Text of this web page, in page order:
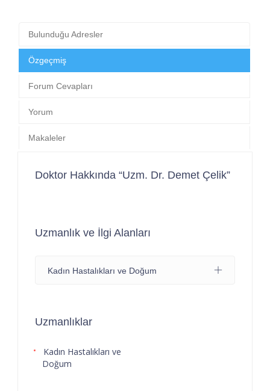
Bulunduğu Adresler
Özgeçmiş
Forum Cevapları
Yorum
Makaleler
Doktor Hakkında “Uzm. Dr. Demet Çelik”
Uzmanlık ve İlgi Alanları
Kadın Hastalıkları ve Doğum
Uzmanlıklar
Kadın Hastalıkları ve
Doğum